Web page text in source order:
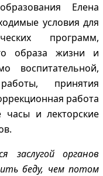
Елена
условия для
программ,
образа жизни и
воспитательной,
принятия
работа
часы и лекторские
заслугой органов
беду, чем потом